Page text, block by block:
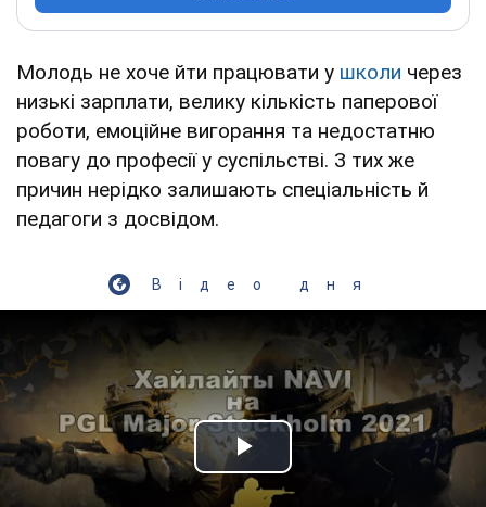
Молодь не хоче йти працювати у школи через
низькі зарплати, велику кількість паперової
роботи, емоційне вигорання та недостатню
повагу до професії у суспільстві. З тих же
причин нерідко залишають спеціальність й
педагоги з досвідом.
Відео дня
Play Video